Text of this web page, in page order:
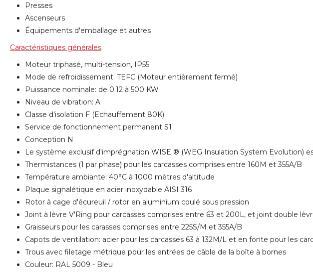
Presses
Ascenseurs
Équipements d'emballage et autres
Caractéristiques générales:
Moteur triphasé, multi-tension, IP55
Mode de refroidissement: TEFC (Moteur entièrement fermé)
Puissance nominale: de 0.12 à 500 KW
Niveau de vibration: A
Classe d'isolation F (Echauffement 80K)
Service de fonctionnement permanent S1
Conception N
Le système exclusif d'imprégnation WISE ® (WEG Insulation System Evolution)
Thermistances (1 par phase) pour les carcasses comprises entre 160M et 355A/B
Température ambiante: 40°C à 1000 mètres d'altitude
Plaque signalétique en acier inoxydable AISI 316
Rotor à cage d'écureuil / rotor en aluminium coulé sous pression
Joint à lèvre V'Ring pour carcasses comprises entre 63 et 200L, et joint double
Graisseurs pour les carasses comprises entre 225S/M et 355A/B
Capots de ventilation: acier pour les carcasses 63 à 132M/L et en fonte pour les
Trous avec filetage métrique pour les entrées de câble de la boîte à bornes
Couleur: RAL 5009 - Bleu